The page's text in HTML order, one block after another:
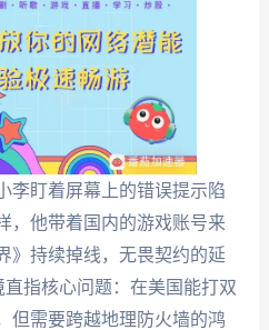
李盯着屏幕上的错误提示陷
，他带着国内的游戏账号来
》持续掉线，无畏契约的延
直指核心问题：在美国能打双
但需要跨越地理防火墙的鸿